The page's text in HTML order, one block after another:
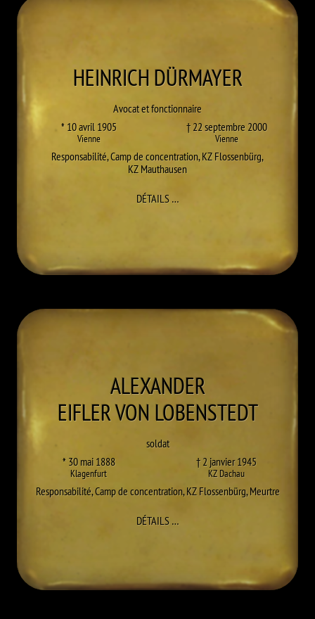
HEINRICHDÜRMAYER
Avocat et fonctionnaire
* 10 avril 1905
Vienne
† 22 septembre 2000
Vienne
Responsabilité,Camp de concentration,KZ Flossenbürg,
KZ Mauthausen
DÉTAILS…À HEINRICH DÜRMAYER
ALEXANDER
EIFLER VON LOBENSTEDT
soldat
* 30 mai 1888
Klagenfurt
† 2 janvier 1945
KZ Dachau
Responsabilité,Camp de concentration,KZ Flossenbürg,Meurtre
DÉTAILS…À ALEXANDER EIFLER VON